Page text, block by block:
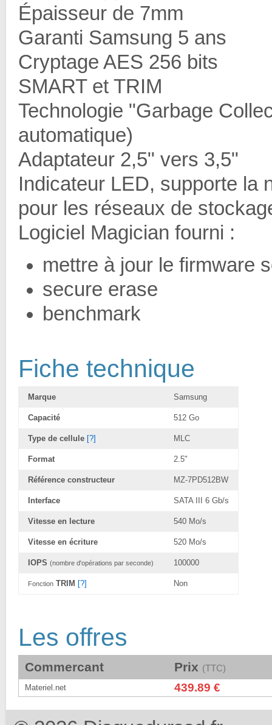
Épaisseur de 7mm
Garanti Samsung 5 ans
Cryptage AES 256 bits
SMART et TRIM
Technologie "Garbage
automatique)
Adaptateur 2,5" vers 3,5"
Indicateur LED, supporte la
pour les réseaux de
Logiciel Magician fourni :
mettre à jour le firmware
secure erase
benchmark
Fiche technique
Marque Samsung
Capacité 512 Go
Type de cellule [?] MLC
Format 2.5"
Référence constructeur MZ-7PD512BW
Interface SATA III 6 Gb/s
Vitesse en lecture 540 Mo/s
Vitesse en écriture 520 Mo/s
IOPS (nombre d'opérations par seconde) 100000
Fonction TRIM [?] Non
Les offres
Commercant Prix (TTC)
Materiel.net 439.89 €